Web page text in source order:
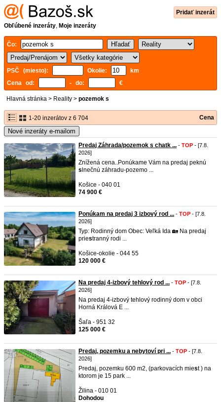
Pridať inzerát
Obľúbené inzeráty, Moje inzeráty
Čo:
PSČ (miesto): Okolie:
km
Cena od:
- do: €
Hlavná stránka > Reality > pozemok s
1-20 inzerátov z 6 704 Cena
Nové inzeráty e-mailom
Predaj Záhrada/pozemok s chatk ... - TOP - [7.8.
2026]
Znížená cena..Ponúkame Vám na predaj peknú
s lnečnú záhradu-pozemo ...
Košice - 040 01
74 900 €
Ponúkam na predaj 3 izbový rod ... - TOP - [7.8.
2026]
Typ: Rodinný dom Obec: Veľká Ida 🏡 Na predaj
priestranný rodi ...
Košice-okolie - 044 55
120 000 €
Na predaj 4-izbový tehlový rod ... - TOP - [7.8.
2026]
Na predaj 4-izbový tehlový rodinný dom v obci
Horná Králová E ...
Šaľa - 951 32
125 000 €
Predaj, pozemku a nebytoví pri ... - TOP - [7.8.
2026]
Predaj, pozemku 600 m2, (parkovacích miest ) na
ktorom je 15 park ...
Žilina - 010 01
Dohodou